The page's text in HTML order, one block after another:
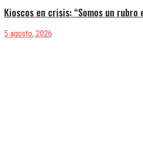
Kioscos en crisis: “Somos un rubro
5 agosto, 2026